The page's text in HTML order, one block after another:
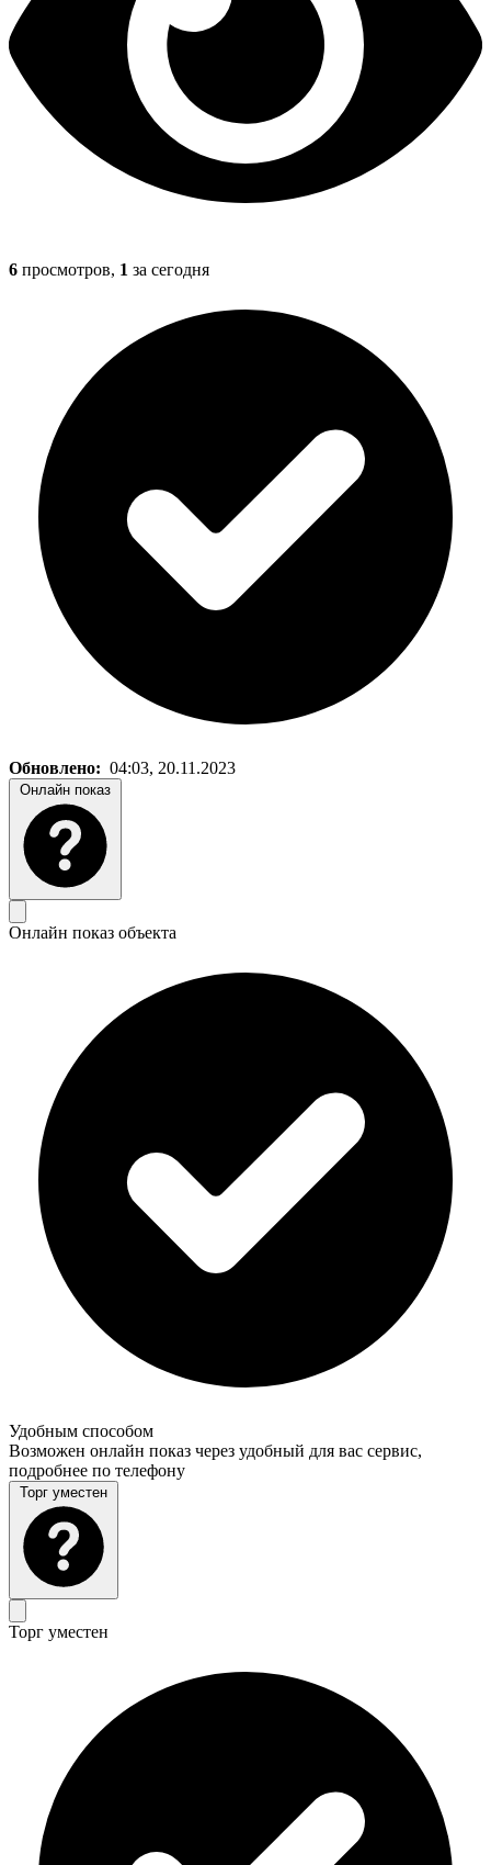
6 просмотров, 1 за сегодня
Обновлено: 04:03, 20.11.2023
Онлайн показ
Онлайн показ объекта
Удобным способом
Возможен онлайн показ через удобный для вас сервис,
подробнее по телефону
Торг уместен
Торг уместен